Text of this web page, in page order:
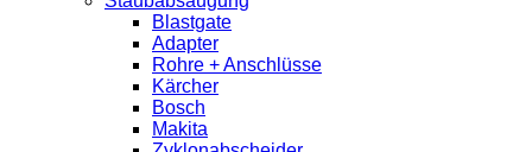
Blastgate
Adapter
Rohre + Anschlüsse
Kärcher
Bosch
Makita